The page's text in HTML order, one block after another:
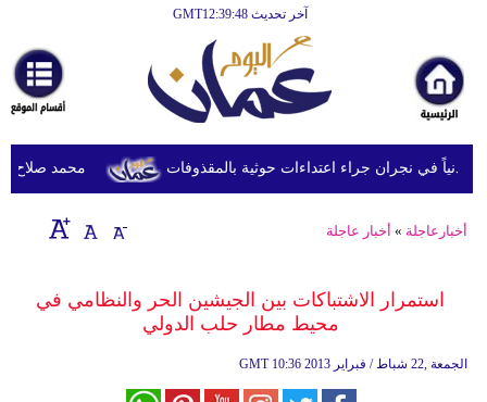
آخر تحديث GMT12:39:48
أخبارعاجلة
رياضة
ثقافة
إقتصاد
وموسيقى
محمد صلاح يصل
أخبارعاجلة » أخبار عاجلة
استمرار الاشتباكات بين الجيشين الحر والنظامي في
محيط مطار حلب الدولي‏
GMT 10:36 2013 الجمعة ,22 شباط / فبراير